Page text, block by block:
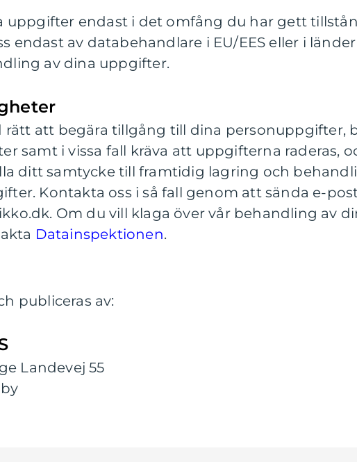
uppgifter endast i det omfång du har gett
endast av databehandlare i EU/EES eller i
av dina uppgifter.
rätt att begära tillgång till dina personuppgifter,
samt i vissa fall kräva att uppgifterna raderas,
ditt samtycke till framtidig lagring och
Kontakta oss i så fall genom att sända e-
Om du vill klaga över vår behandling av
Datainspektionen.
publiceras av:
Landevej 55